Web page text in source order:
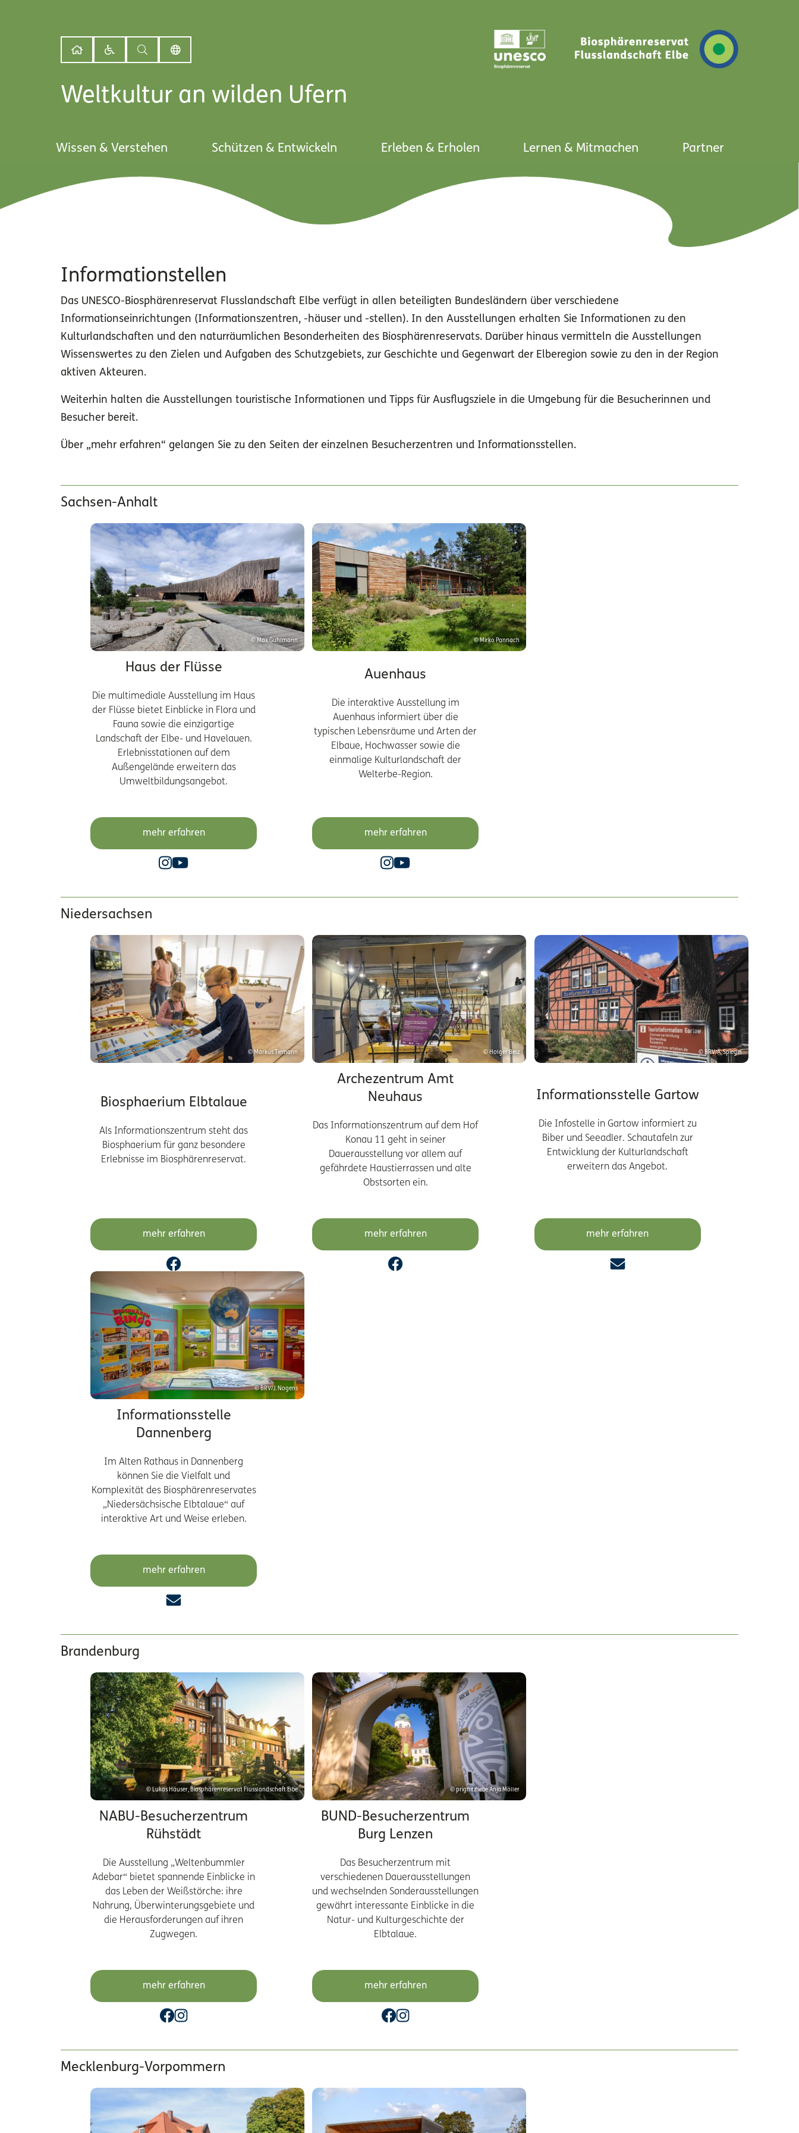
Weltkultur an wilden Ufern
Wissen & Verstehen Schützen & Entwickeln Erleben & Erholen Lernen & Mitmachen Partner
Informationstellen
Das UNESCO-Biosphärenreservat Flusslandschaft Elbe verfügt in allen beteiligten Bundesländern über verschiedene
Informationseinrichtungen (Informationszentren, -häuser und -stellen). In den Ausstellungen erhalten Sie Informationen zu den
Kulturlandschaften und den naturräumlichen Besonderheiten des Biosphärenreservats. Darüber hinaus vermitteln die Ausstellungen
Wissenswertes zu den Zielen und Aufgaben des Schutzgebiets, zur Geschichte und Gegenwart der Elberegion sowie zu den in der Region
aktiven Akteuren.
Weiterhin halten die Ausstellungen touristische Informationen und Tipps für Ausflugsziele in die Umgebung für die Besucherinnen und
Besucher bereit.
Über „mehr erfahren“ gelangen Sie zu den Seiten der einzelnen Besucherzentren und Informationsstellen.
Sachsen-Anhalt
© Max Guhlmann
Haus der Flüsse
Die multimediale Ausstellung im Haus
der Flüsse bietet Einblicke in Flora und
Fauna sowie die einzigartige
Landschaft der Elbe- und Havelauen.
Erlebnisstationen auf dem
Außengelände erweitern das
Umweltbildungsangebot.
mehr erfahren
© Mirko Pannach
Auenhaus
Die interaktive Ausstellung im
Auenhaus informiert über die
typischen Lebensräume und Arten der
Elbaue, Hochwasser sowie die
einmalige Kulturlandschaft der
Welterbe-Region.
mehr erfahren
Niedersachsen
© Markus Tiemann
Biosphaerium Elbtalaue
Als Informationszentrum steht das
Biosphaerium für ganz besondere
Erlebnisse im Biosphärenreservat.
mehr erfahren
© Holger Belz
Archezentrum Amt
Neuhaus
Das Informationszentrum auf dem Hof
Konau 11 geht in seiner
Dauerausstellung vor allem auf
gefährdete Haustierrassen und alte
Obstsorten ein.
mehr erfahren
© BRV/A. Spiegel
Informationsstelle Gartow
Die Infostelle in Gartow informiert zu
Biber und Seeadler. Schautafeln zur
Entwicklung der Kulturlandschaft
erweitern das Angebot.
mehr erfahren
© BRV/J. Nogens
Informationsstelle
Dannenberg
Im Alten Rathaus in Dannenberg
können Sie die Vielfalt und
Komplexität des Biosphärenreservates
„Niedersächsische Elbtalaue“ auf
interaktive Art und Weise erleben.
mehr erfahren
Brandenburg
© Lukas Häuser, Biosphärenreservat Flusslandschaft Elbe
NABU-Besucherzentrum
Rühstädt
Die Ausstellung „Weltenbummler
Adebar“ bietet spannende Einblicke in
das Leben der Weißstörche: ihre
Nahrung, Überwinterungsgebiete und
die Herausforderungen auf ihren
Zugwegen.
mehr erfahren
© prignitzliebe Anja Möller
BUND-Besucherzentrum
Burg Lenzen
Das Besucherzentrum mit
verschiedenen Dauerausstellungen
und wechselnden Sonderausstellungen
gewährt interessante Einblicke in die
Natur- und Kulturgeschichte der
Elbtalaue.
mehr erfahren
Mecklenburg-Vorpommern